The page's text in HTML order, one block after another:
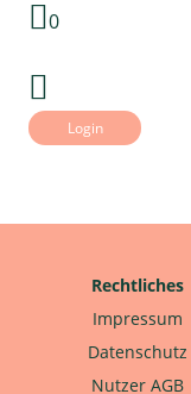
0
Login
Rechtliches
Impressum
Datenschutz
Nutzer AGB